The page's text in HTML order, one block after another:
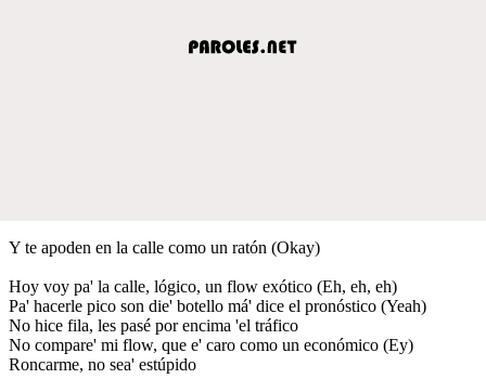
Y te apoden en la calle como un ratón (Okay)
Hoy voy pa' la calle, lógico, un flow exótico (Eh, eh, eh)
Pa' hacerle pico son die' botello má' dice el pronóstico (Yeah)
No hice fila, les pasé por encima 'el tráfico
No compare' mi flow, que e' caro como un económico (Ey)
Roncarme, no sea' estúpido